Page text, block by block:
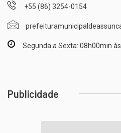
+55 (86) 3254-0154
Segunda a Sexta: 08h00min
Publicidade